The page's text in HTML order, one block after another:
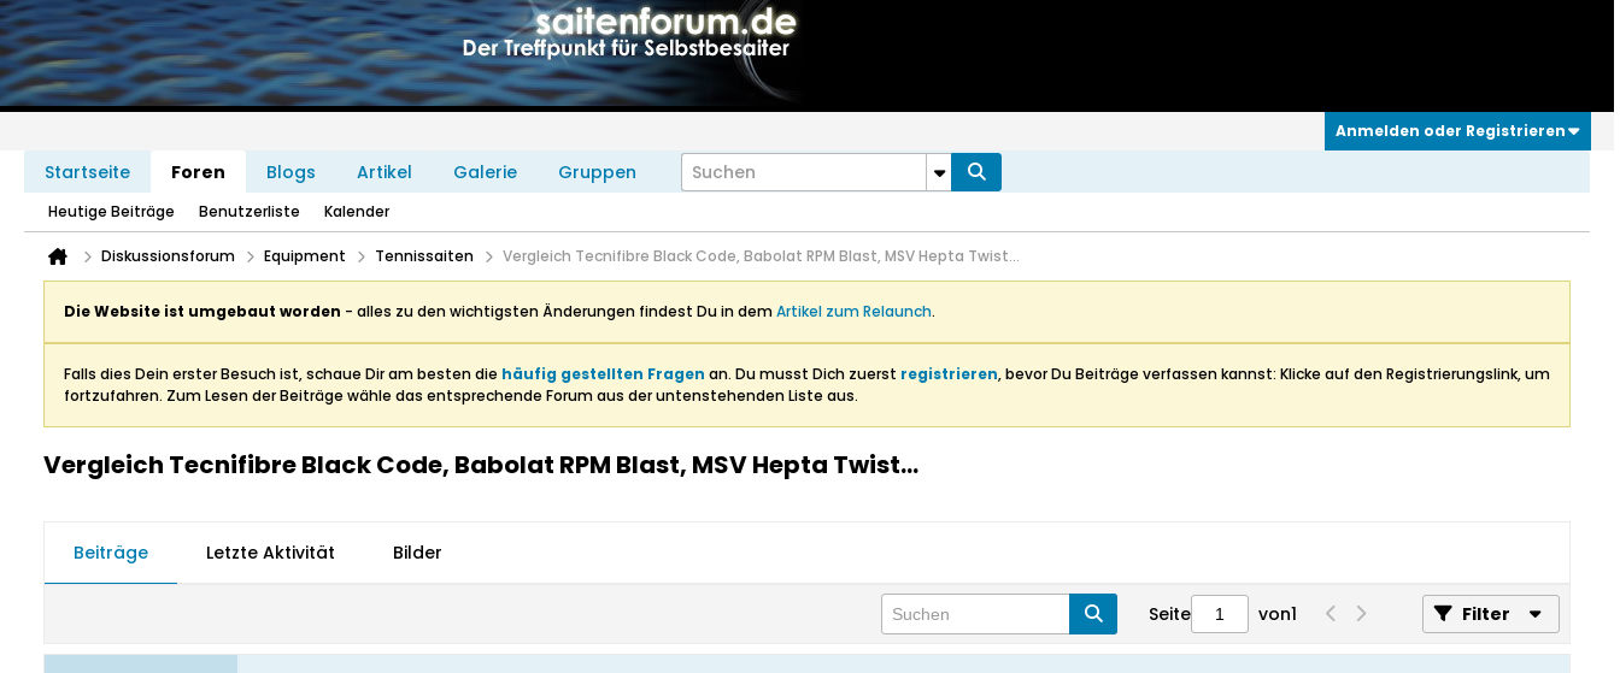
Anmelden oder Registrieren
Startseite Foren Blogs Artikel Galerie Gruppen
Heutige Beiträge Benutzerliste Kalender
Diskussionsforum Equipment Tennissaiten Vergleich Tecnifibre Black Code, Babolat RPM Blast, MSV Hepta Twist...
Die Website ist umgebaut worden - alles zu den wichtigsten Änderungen findest Du in demArtikel zum Relaunch.
Falls dies Dein erster Besuch ist, schaue Dir am besten die häufig gestellten Fragen an. Du musst Dich zuerst registrieren, bevor Du Beiträge verfassen kannst: Klicke auf den Registrierungslink, um
fortzufahren. Zum Lesen der Beiträge wähle das entsprechende Forum aus der untenstehenden Liste aus.
Vergleich Tecnifibre Black Code, Babolat RPM Blast, MSV Hepta Twist...
Beiträge Letzte Aktivität Bilder
Seite von1 Filter